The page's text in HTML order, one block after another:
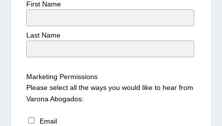
First Name
Last Name
Marketing Permissions
Please select all the ways you would like to hear from
Varona Abogados:
Email